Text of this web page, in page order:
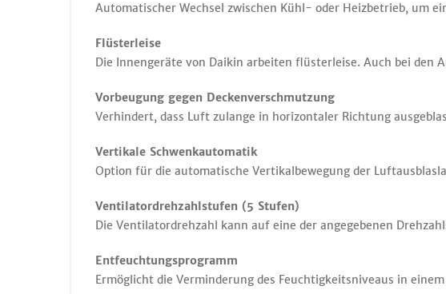
Automatischer Wechsel zwischen Kühl- oder Heizbetrieb, um
Flüsterleise
Die Innengeräte von Daikin arbeiten flüsterleise. Auch bei den
Vorbeugung gegen Deckenverschmutzung
Verhindert, dass Luft zulange in horizontaler Richtung
Vertikale Schwenkautomatik
Option für die automatische Vertikalbewegung der
Ventilatordrehzahlstufen (5 Stufen)
Die Ventilatordrehzahl kann auf eine der angegebenen
Entfeuchtungsprogramm
Ermöglicht die Verminderung des Feuchtigkeitsniveaus in